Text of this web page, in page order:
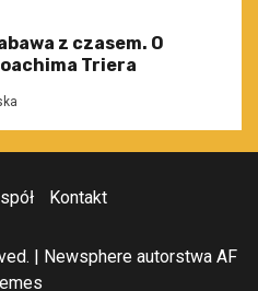
z czasem. O
Triera
Kontakt
| Newsphere autorstwa AF